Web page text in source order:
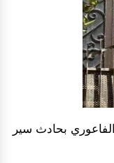
بحادث سير